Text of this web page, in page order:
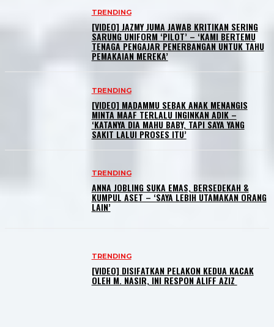
TRENDING
[VIDEO] JAZMY JUMA JAWAB KRITIKAN SERING
SARUNG UNIFORM ‘PILOT’ – ‘KAMI BERTEMU
TENAGA PENGAJAR PENERBANGAN UNTUK TAHU
PEMAKAIAN MEREKA’
TRENDING
[VIDEO] MADAMMU SEBAK ANAK MENANGIS
MINTA MAAF TERLALU INGINKAN ADIK –
‘KATANYA DIA MAHU BABY, TAPI SAYA YANG
SAKIT LALUI PROSES ITU’
TRENDING
ANNA JOBLING SUKA EMAS, BERSEDEKAH &
KUMPUL ASET – ‘SAYA LEBIH UTAMAKAN ORANG
LAIN’
TRENDING
[VIDEO] DISIFATKAN PELAKON KEDUA KACAK
OLEH M. NASIR, INI RESPON ALIFF AZIZ